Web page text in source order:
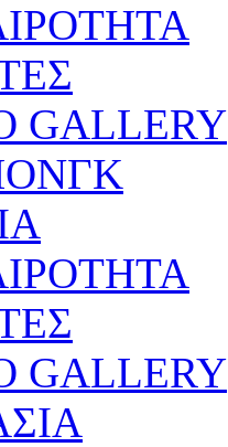
GALLERY
GALLERY